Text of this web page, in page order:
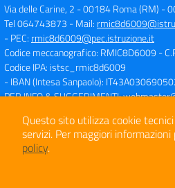
Via delle Carine, 2 - 00184 Roma (RM) -
Tel 064743873 - Mail:
- PEC: rmic8d6009@pec.istruzione.it
Codice meccanografico: RMIC8D6009 -
Codice IPA: istsc_rmic8d6009
- IBAN (Intesa Sanpaolo):
PER INFO & SUGGERIMENTI:
Concept
Questo sito utilizza cookie
servizi. Per maggiori
policy.